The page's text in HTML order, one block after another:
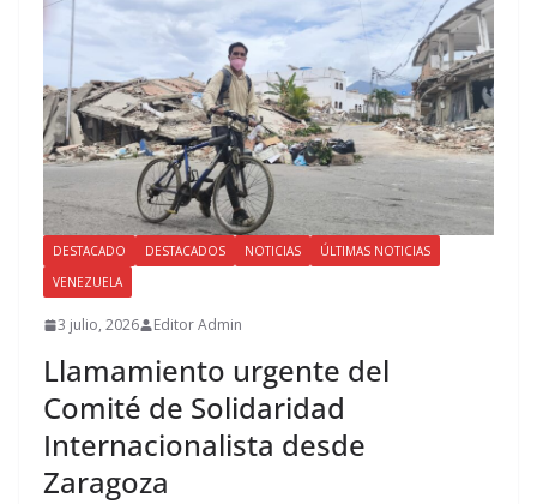
DESTACADO DESTACADOS NOTICIAS
ÚLTIMAS NOTICIAS
VENEZUELA
3 julio, 2026 Editor Admin
Llamamiento urgente del
Comité de Solidaridad
Internacionalista desde
Zaragoza